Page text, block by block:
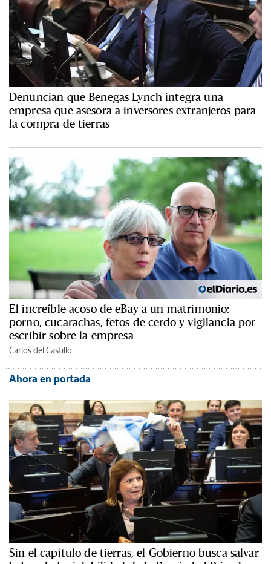
Denuncian que Benegas Lynch integra una
empresa que asesora a inversores extranjeros para
la compra de tierras
El increíble acoso de eBay a un matrimonio:
porno, cucarachas, fetos de cerdo y vigilancia por
escribir sobre la empresa
Carlos del Castillo
Ahora en portada
Sin el capítulo de tierras, el Gobierno busca salvar